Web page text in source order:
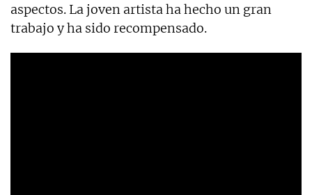
aspectos. La joven artista ha hecho un gran
trabajo y ha sido recompensado.